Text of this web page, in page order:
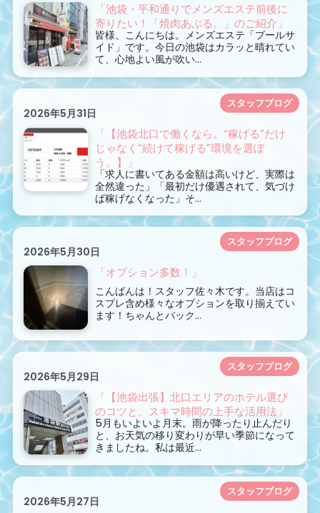
「池袋・平和通りでメンズエステ前後に
寄りたい！「焼肉あぶる。」のご紹介」
皆様、こんにちは。メンズエステ「プールサ
イド」です。今日の池袋はカラッと晴れてい
て、心地よい風が吹い...
2026年5月31日
スタッフブログ
「【池袋北口で働くなら。“稼げる”だけ
じゃなく“続けて稼げる”環境を選ぼ
う。】」
「求人に書いてある金額は高いけど、実際は
全然違った」「最初だけ優遇されて、気づけ
ば稼げなくなった」そ...
2026年5月30日
スタッフブログ
「オプション多数！」
こんばんは！スタッフ佐々木です。当店はコ
スプレ含め様々なオプションを取り揃えてい
ます！ちゃんとバック...
2026年5月29日
スタッフブログ
「【池袋出張】北口エリアのホテル選び
のコツと、スキマ時間の上手な活用法」
5月もいよいよ月末。雨が降ったり止んだり
と、お天気の移り変わりが早い季節になって
きましたね。私は最近...
2026年5月27日
スタッフブログ